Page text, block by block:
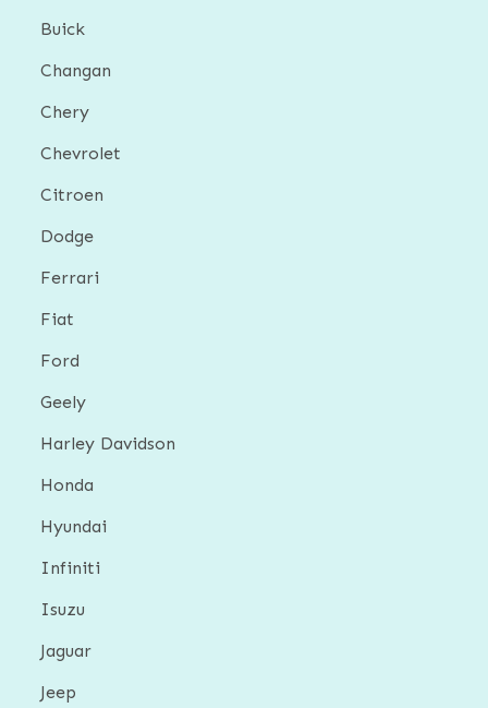
Buick
Changan
Chery
Chevrolet
Citroen
Dodge
Ferrari
Fiat
Ford
Geely
Harley Davidson
Honda
Hyundai
Infiniti
Isuzu
Jaguar
Jeep